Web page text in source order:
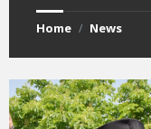
Home / News